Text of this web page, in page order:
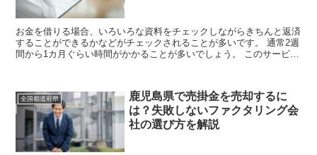
お金を借りる場合、いろいろな資料をチェックしながらきちんと返済
することができるかなどがチェックされることが多いです。 通常2週
間から1カ月ぐらい時間がかかることが多いでしょう。 このサービス
全国都道府県
鹿児島県で売掛金を売却するに
は？失敗しないファクタリング会
社の選び方を解説